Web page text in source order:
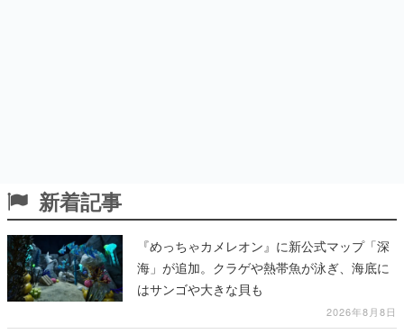
新着記事
『めっちゃカメレオン』に新公式マップ「深
海」が追加。クラゲや熱帯魚が泳ぎ、海底に
はサンゴや大きな貝も
2026年8月8日